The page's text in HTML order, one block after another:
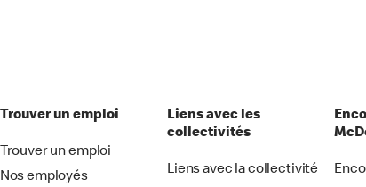
Trouver un emploi
Trouver un emploi
Nos employés
Liens avec les
collectivités
Liens avec la collectivité